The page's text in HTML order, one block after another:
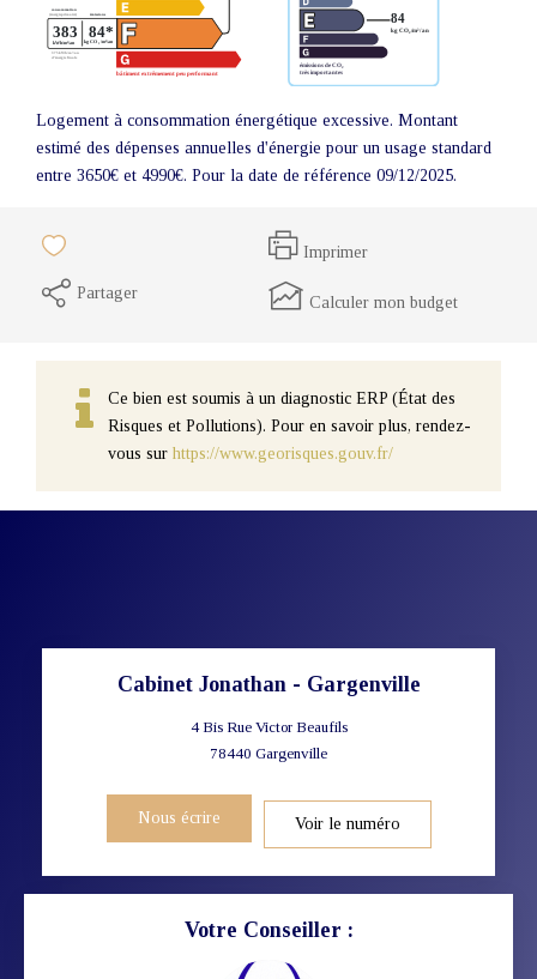
Logement à consommation énergétique excessive. Montant
estimé des dépenses annuelles d'énergie pour un usage standard
entre 3650€ et 4990€. Pour la date de référence 09/12/2025.
Imprimer
Partager
Calculer mon budget
Ce bien est soumis à un diagnostic ERP (État des
Risques et Pollutions). Pour en savoir plus, rendez-
vous sur https://www.georisques.gouv.fr/
Cabinet Jonathan - Gargenville
4 Bis Rue Victor Beaufils
78440 Gargenville
Nous écrire Voir le numéro
Votre Conseiller :